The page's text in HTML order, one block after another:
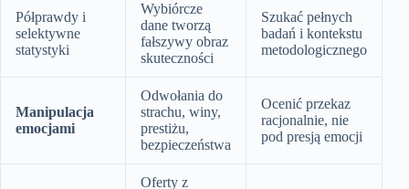
Półprawdy i
selektywne
statystyki
Wybiórcze
dane tworzą
fałszywy obraz
skuteczności
Szukać pełnych
badań i kontekstu
metodologicznego
Manipulacja
emocjami
Odwołania do
strachu, winy,
prestiżu,
bezpieczeństwa
Ocenić przekaz
racjonalnie, nie
pod presją emocji
Oferty z